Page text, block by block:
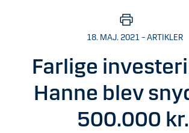
18. MAJ. 2021 – ARTIKLER
Farlige
Hanne blev
500.000 kr.